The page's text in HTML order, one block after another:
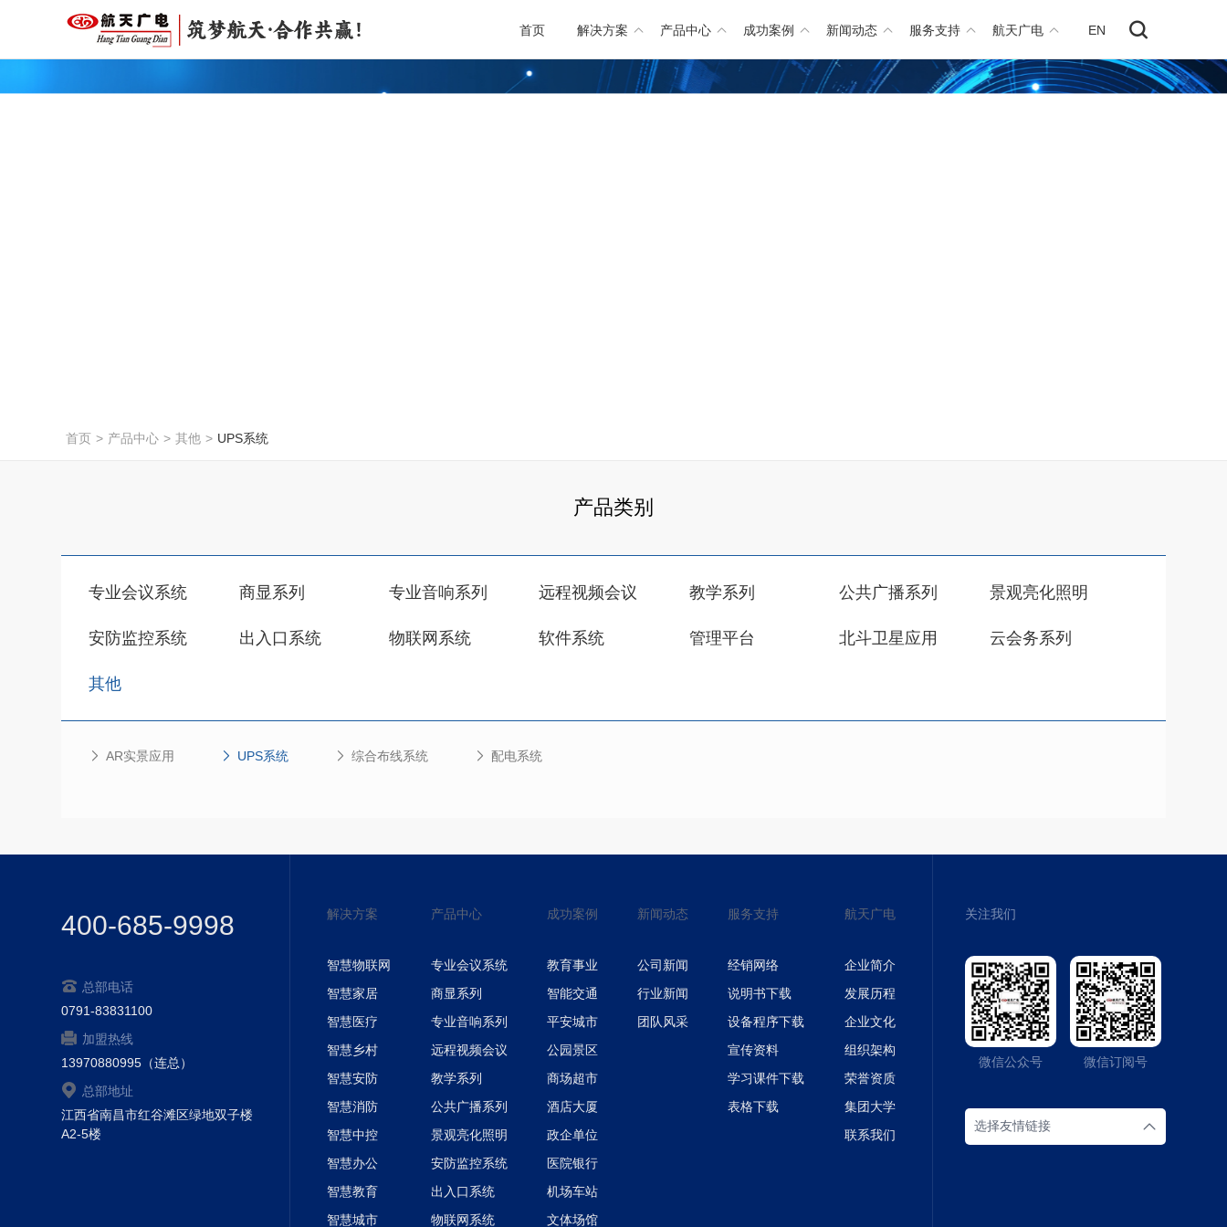
首页 解决方案 产品中心 成功案例 新闻动态 服务支持 航天广电 EN
首页 > 产品中心 > 其他 > UPS系统
产品类别
专业会议系统 商显系列 专业音响系列 远程视频会议 教学系列 公共广播系列 景观亮化照明
安防监控系统 出入口系统 物联网系统 软件系统 管理平台 北斗卫星应用 云会务系列
其他
AR实景应用 UPS系统 综合布线系统 配电系统
400-685-9998
总部电话
0791-83831100
加盟热线
13970880995（连总）
总部地址
江西省南昌市红谷滩区绿地双子楼
A2-5楼
解决方案
智慧物联网
智慧家居
智慧医疗
智慧乡村
智慧安防
智慧消防
智慧中控
智慧办公
智慧教育
智慧城市
产品中心
专业会议系统
商显系列
专业音响系列
远程视频会议
教学系列
公共广播系列
景观亮化照明
安防监控系统
出入口系统
物联网系统
成功案例
教育事业
智能交通
平安城市
公园景区
商场超市
酒店大厦
政企单位
医院银行
机场车站
文体场馆
新闻动态
公司新闻
行业新闻
团队风采
服务支持
经销网络
说明书下载
设备程序下载
宣传资料
学习课件下载
表格下载
航天广电
企业简介
发展历程
企业文化
组织架构
荣誉资质
集团大学
联系我们
关注我们
微信公众号 微信订阅号
选择友情链接